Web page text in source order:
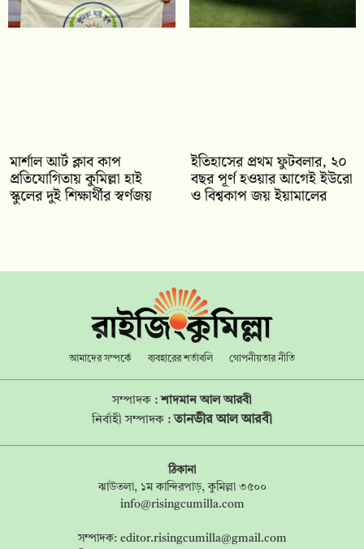
মার্শাল আর্ট ক্লাব কাপ
প্রতিযোগিতায় কুমিল্লা হাই
স্কুলের দুই শিক্ষার্থীর স্বর্ণজয়
ইতিহাসের প্রথম ফুটবলার, ২০
বছর পূর্ণ হওয়ার আগেই ইউরো
ও বিশ্বকাপ জয় ইয়ামালের
আমাদের সম্পর্কে ব্যবহারের শর্তাবলি গোপনীয়তার নীতি
সম্পাদক :শাদমান আল আরবী
নির্বাহী সম্পাদক :তানভীর আল আরবী
ঠিকানা
ঝাউতলা, ১ম কান্দিরপাড়, কুমিল্লা ৩৫০০
info@risingcumilla.com
সম্পাদক: editor.risingcumilla@gmail.com